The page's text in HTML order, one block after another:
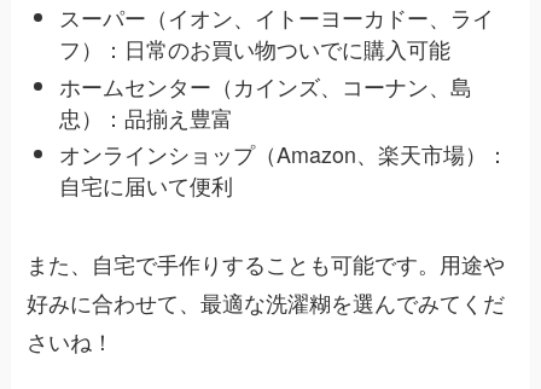
スーパー（イオン、イトーヨーカドー、ライ
フ）：日常のお買い物ついでに購入可能
ホームセンター（カインズ、コーナン、島
忠）：品揃え豊富
オンラインショップ（Amazon、楽天市場）：
自宅に届いて便利
また、自宅で手作りすることも可能です。用途や
好みに合わせて、最適な洗濯糊を選んでみてくだ
さいね！